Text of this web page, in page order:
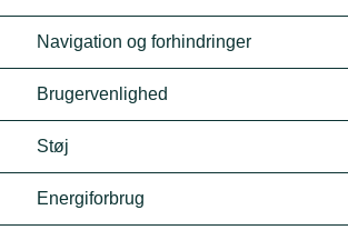
Navigation og forhindringer
Brugervenlighed
Støj
Energiforbrug